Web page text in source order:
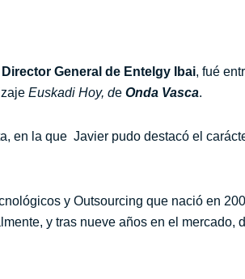
Director General de Entelgy Ibai, fué
Euskadi Hoy, de Onda Vasca.
en la que Javier pudo destacó el
y Outsourcing que nació en
y tras nueve años en el mercado,